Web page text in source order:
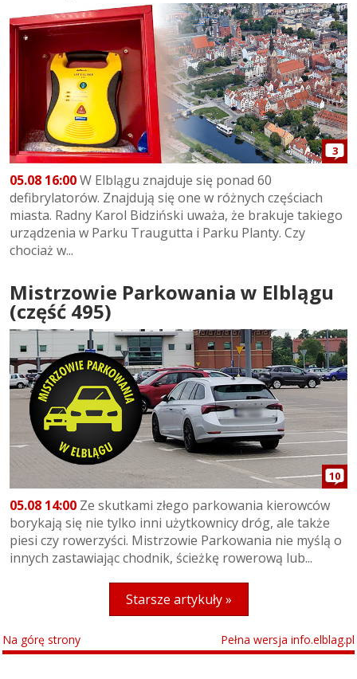
3
05.08 16:00W Elblągu znajduje się ponad 60
defibrylatorów. Znajdują się one w różnych częściach
miasta. Radny Karol Bidziński uważa, że brakuje takiego
urządzenia w Parku Traugutta i Parku Planty. Czy
chociaż w...
Mistrzowie Parkowania w Elblągu
(część 495)
10
05.08 14:00 Ze skutkami złego parkowania kierowców
borykają się nie tylko inni użytkownicy dróg, ale także
piesi czy rowerzyści. Mistrzowie Parkowania nie myślą o
innych zastawiając chodnik, ścieżkę rowerową lub...
Starsze artykuły »
Na górę strony Pełna wersja info.elblag.pl